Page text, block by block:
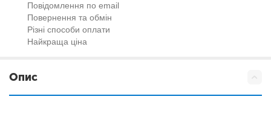
Повідомлення по email
Повернення та обмін
Різні способи оплати
Найкраща ціна
Опис